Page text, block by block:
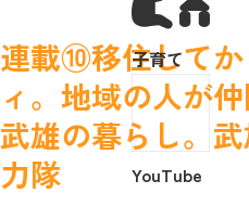
い合わせ
い合わせ
子育て
YouTube
連載⑩移住してか
ィ。地域の人が
武雄の暮らし。
力隊